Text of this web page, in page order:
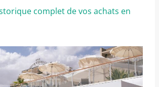
complet de vos achats en